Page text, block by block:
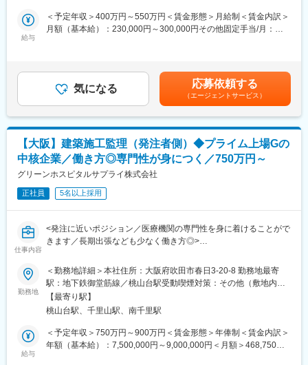
◆メデイカルサプライ事業…医療機関で利用される注射器やガー
ゼなどの他に患者様にとって必須の診療材料の安定供給サポー
などを併設した大型介護付き有料老人ホームを展開。
変更の範囲：会社の定める業務
■ポジションの魅力：
医療機関で日々使用する注射器やガーゼなどの消耗品から、何億
もする医療機器まで、ニーズに応じた診療材料の供給を通じて、
療従事者に、患者様への治療にふさわしい商品を提案する必要も
あり、幅広い商品知識が必要とされます。また、医師から急な手
術をしたいと連絡を受けて、急濾手術に必要な医療機器を用意す
■組織構成：
メデイカルサプライ事業部：約60名／平均年齢は30代前半です
■当社について：
1992年に設立後、「生命を守る人の環境づくり」を合言葉とし、
ックシステム事業」と、診療材料の供給を行う「メデイカルサプ
ライ事業」の二本柱を中心に事業を展開しています。2009年10月
営体制の強化を実践しています。
◆トータルパックシステム事業…医療機関の新設・移転・増改築
等の企画・運営コンサルティング、医療機器・医療設備等の販売
及びリース、設備工事、不動産賃貸等、病医院の運営を一括して
◆メデイカルサプライ事業…医療機関で利用される注射器やガー
ゼなどの他に患者様にとって必須の診療材料の安定供給サポー
給与
＜予定年収＞400万円～550万円＜賃金形態＞月給制＜賃金内訳＞
月額（基本給）：230,000円～300,000円その他固定手当/月：
更無。■賞与実績：年2回■給与天引：法定控除（社会保険料・所
得税）以外で、シップヘルスケアグループとして厚生会費を一律
控除。月々3,500円（旅行積立3,000円／慶弔見舞金500円）賃金
はあくまでも目安の金額であり、選考を通じて上下する可能性が
あります。月給(月額)は固定手当を含めた表記です。
気になる 応募依頼する
（エージェントサービス）
【大阪】建築施工監理（発注者側）◆プライム上場Gの
中核企業／働き方◎専門性が身につく／750万円～
グリーンホスピタルサプライ株式会社
正社員 5名以上採用
仕事内容
<発注に近いポジション／医療機関の専門性を身に着けることがで
きます／長期出張なども少なく働き方◎>
・発注者に近いポジションで医療機関の新設・移転・改修工事に
おける建築施工監理業務を担当します。
※工事規模などに合わせて、施工管理業務を担当いただくこともあ
りますが、発注者側での業務割合が高くなります。
・常駐型の施工管理業務よりも、巡回型での施工監理業務の案件
構成比が高いです。
・担当エリアにつは、関西案件中心となります。
※必要に応じて出張はありますが、長期出張は少ない環境となりま
勤務地
＜勤務地詳細＞本社住所：大阪府吹田市春日3-20-8 勤務地最寄
駅：地下鉄御堂筋線／桃山台駅受動喫煙対策：その他（敷地内禁
煙（屋外喫煙可能場所あり））変更の範囲：会社の定める事業所
【最寄り駅】
桃山台駅、千里山駅、南千里駅
給与
＜予定年収＞750万円～900万円＜賃金形態＞年俸制＜賃金内訳＞
年額（基本給）：7,500,000円～9,000,000円＜月額＞468,750円